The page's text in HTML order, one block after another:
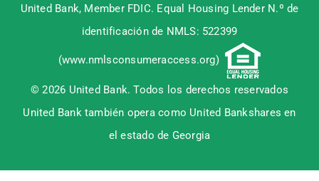
United Bank, Member FDIC. Equal Housing Lender N.º de
identificación de NMLS: 522399
(www.nmlsconsumeraccess.org)
© 2026 United Bank. Todos los derechos reservados
United Bank también opera como United Bankshares en
el estado de Georgia